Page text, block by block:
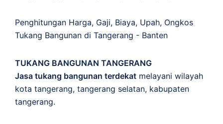
Penghitungan Harga, Gaji, Biaya, Upah, Ongkos
Tukang Bangunan di Tangerang - Banten
TUKANG BANGUNAN TANGERANG
Jasa tukang bangunan terdekat melayani wilayah
kota tangerang, tangerang selatan, kabupaten
tangerang.